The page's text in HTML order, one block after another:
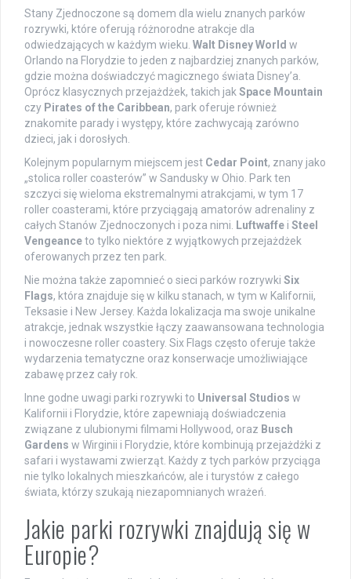
Stany Zjednoczone są domem dla wielu znanych parków
rozrywki, które oferują różnorodne atrakcje dla
odwiedzających w każdym wieku. Walt Disney World w
Orlando na Florydzie to jeden z najbardziej znanych parków,
gdzie można doświadczyć magicznego świata Disney’a.
Oprócz klasycznych przejażdżek, takich jak Space Mountain
czy Pirates of the Caribbean, park oferuje również
znakomite parady i występy, które zachwycają zarówno
dzieci, jak i dorosłych.
Kolejnym popularnym miejscem jest Cedar Point, znany jako
„stolica roller coasterów” w Sandusky w Ohio. Park ten
szczyci się wieloma ekstremalnymi atrakcjami, w tym 17
roller coasterami, które przyciągają amatorów adrenaliny z
całych Stanów Zjednoczonych i poza nimi. Luftwaffe i Steel
Vengeanceto tylko niektóre z wyjątkowych przejażdżek
oferowanych przez ten park.
Nie można także zapomnieć o sieci parków rozrywki Six
Flags, która znajduje się w kilku stanach, w tym w Kalifornii,
Teksasie i New Jersey. Każda lokalizacja ma swoje unikalne
atrakcje, jednak wszystkie łączy zaawansowana technologia
i nowoczesne roller coastery. Six Flags często oferuje także
wydarzenia tematyczne oraz konserwacje umożliwiające
zabawę przez cały rok.
Inne godne uwagi parki rozrywki to Universal Studios w
Kalifornii i Florydzie, które zapewniają doświadczenia
związane z ulubionymi filmami Hollywood, oraz Busch
Gardens w Wirginii i Florydzie, które kombinują przejażdżki z
safari i wystawami zwierząt. Każdy z tych parków przyciąga
nie tylko lokalnych mieszkańców, ale i turystów z całego
świata, którzy szukają niezapomnianych wrażeń.
Jakie parki rozrywki znajdują się w
Europie?